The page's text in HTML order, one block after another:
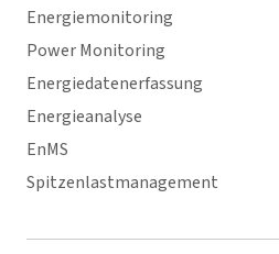
Energiemonitoring
Power Monitoring
Energiedatenerfassung
Energieanalyse
EnMS
Spitzenlastmanagement